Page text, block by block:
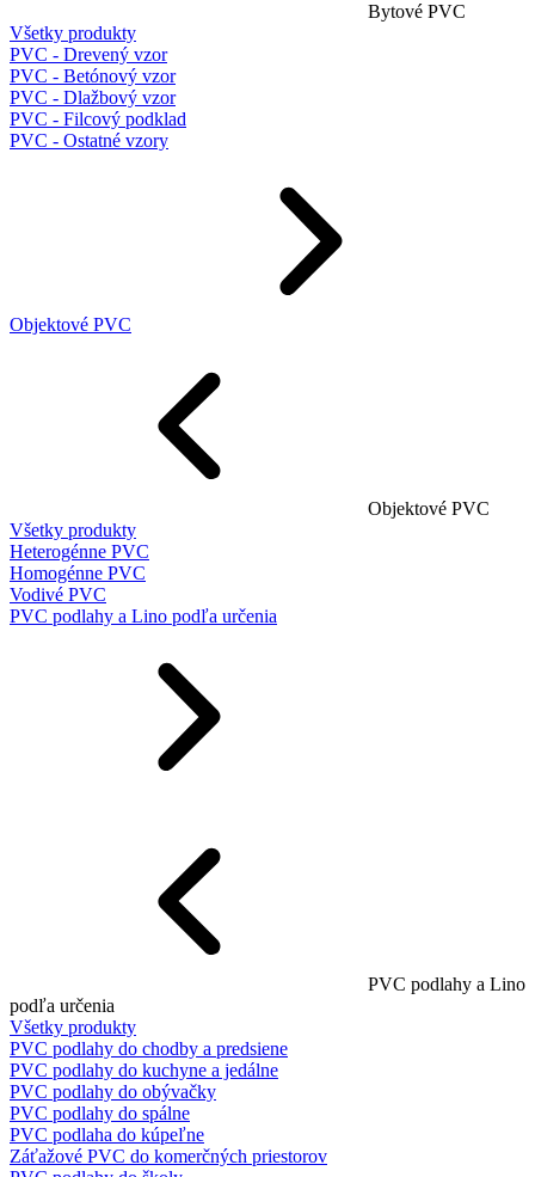
Bytové PVC
Všetky produkty
PVC - Drevený vzor
PVC - Betónový vzor
PVC - Dlažbový vzor
PVC - Filcový podklad
PVC - Ostatné vzory
Objektové PVC
Objektové PVC
Všetky produkty
Heterogénne PVC
Homogénne PVC
Vodivé PVC
PVC podlahy a Lino podľa určenia
PVC podlahy a Lino
podľa určenia
Všetky produkty
PVC podlahy do chodby a predsiene
PVC podlahy do kuchyne a jedálne
PVC podlahy do obývačky
PVC podlahy do spálne
PVC podlaha do kúpeľne
Záťažové PVC do komerčných priestorov